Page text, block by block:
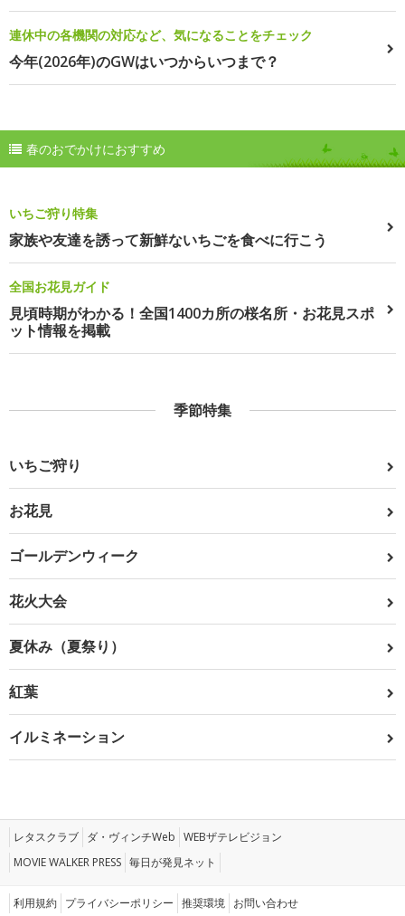
連休中の各機関の対応など、気になることをチェック
今年(2026年)のGWはいつからいつまで？
春のおでかけにおすすめ
いちご狩り特集
家族や友達を誘って新鮮ないちごを食べに行こう
全国お花見ガイド
見頃時期がわかる！全国1400カ所の桜名所・お花見スポ
ット情報を掲載
季節特集
いちご狩り
お花見
ゴールデンウィーク
花火大会
夏休み（夏祭り）
紅葉
イルミネーション
レタスクラブ ダ・ヴィンチWeb WEBザテレビジョン
MOVIE WALKER PRESS 毎日が発見ネット
利用規約 プライバシーポリシー 推奨環境 お問い合わせ